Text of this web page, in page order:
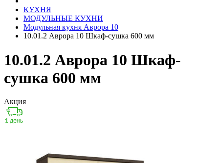
КУХНЯ
МОДУЛЬНЫЕ КУХНИ
Модульная кухня Аврора 10
10.01.2 Аврора 10 Шкаф-сушка 600 мм
10.01.2 Аврора 10 Шкаф-
сушка 600 мм
Акция